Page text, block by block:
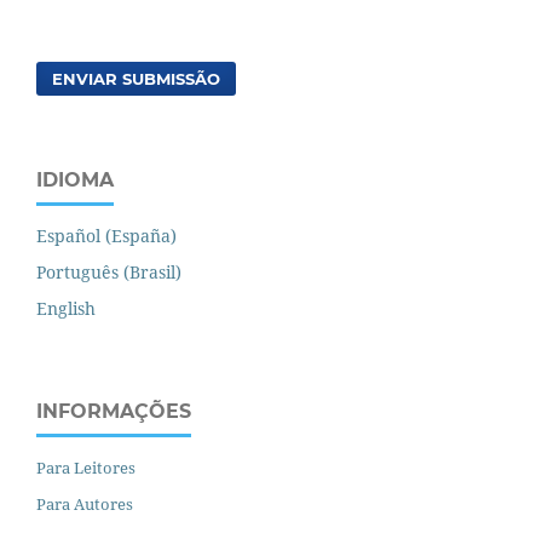
ENVIAR SUBMISSÃO
IDIOMA
Español (España)
Português (Brasil)
English
INFORMAÇÕES
Para Leitores
Para Autores